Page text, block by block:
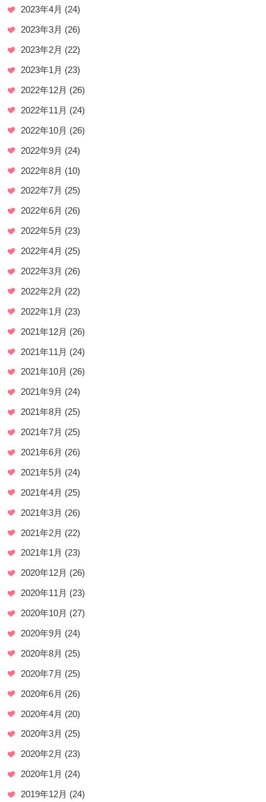
2023年4月 (24)
2023年3月 (26)
2023年2月 (22)
2023年1月 (23)
2022年12月 (26)
2022年11月 (24)
2022年10月 (26)
2022年9月 (24)
2022年8月 (10)
2022年7月 (25)
2022年6月 (26)
2022年5月 (23)
2022年4月 (25)
2022年3月 (26)
2022年2月 (22)
2022年1月 (23)
2021年12月 (26)
2021年11月 (24)
2021年10月 (26)
2021年9月 (24)
2021年8月 (25)
2021年7月 (25)
2021年6月 (26)
2021年5月 (24)
2021年4月 (25)
2021年3月 (26)
2021年2月 (22)
2021年1月 (23)
2020年12月 (26)
2020年11月 (23)
2020年10月 (27)
2020年9月 (24)
2020年8月 (25)
2020年7月 (25)
2020年6月 (26)
2020年4月 (20)
2020年3月 (25)
2020年2月 (23)
2020年1月 (24)
2019年12月 (24)